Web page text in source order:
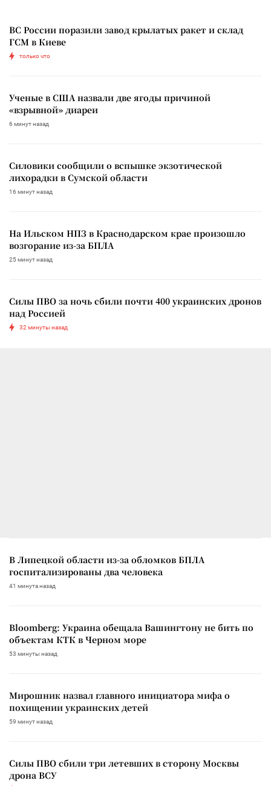
ВС России поразили завод крылатых ракет и склад
ГСМ в Киеве
только что
Ученые в США назвали две ягоды причиной
«взрывной» диареи
6 минут назад
Силовики сообщили о вспышке экзотической
лихорадки в Сумской области
16 минут назад
На Ильском НПЗ в Краснодарском крае произошло
возгорание из-за БПЛА
25 минут назад
Силы ПВО за ночь сбили почти 400 украинских дронов
над Россией
32 минуты назад
В Липецкой области из-за обломков БПЛА
госпитализированы два человека
41 минута назад
Bloomberg: Украина обещала Вашингтону не бить по
объектам КТК в Черном море
53 минуты назад
Мирошник назвал главного инициатора мифа о
похищении украинских детей
59 минут назад
Силы ПВО сбили три летевших в сторону Москвы
дрона ВСУ